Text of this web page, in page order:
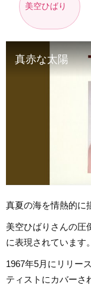
美空ひばり
真赤な太陽
真夏の海を情熱的に
美空ひばりさんの圧
に表現されています。
1967年5月にリリー
ティストにカバーさ